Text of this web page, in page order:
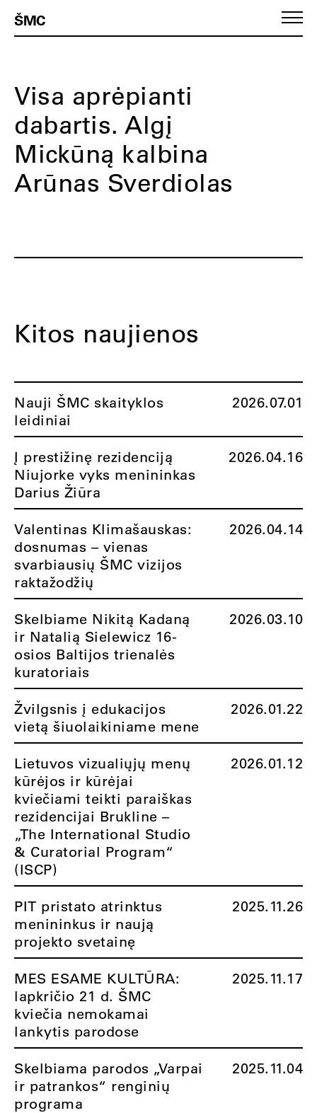
ŠMC
Visa aprėpianti
dabartis. Algį
Mickūną kalbina
Arūnas Sverdiolas
Kitos naujienos
Nauji ŠMC skaityklos
leidiniai
2026.07.01
Į prestižinę rezidenciją
Niujorke vyks menininkas
Darius Žiūra
2026.04.16
Valentinas Klimašauskas:
dosnumas – vienas
svarbiausių ŠMC vizijos
raktažodžių
2026.04.14
Skelbiame Nikitą Kadaną
ir Natalią Sielewicz 16-
osios Baltijos trienalės
kuratoriais
2026.03.10
Žvilgsnis į edukacijos
vietą šiuolaikiniame mene
2026.01.22
Lietuvos vizualiųjų menų
kūrėjos ir kūrėjai
kviečiami teikti paraiškas
rezidencijai Brukline –
„The International Studio
& Curatorial Program“
(ISCP)
2026.01.12
PIT pristato atrinktus
menininkus ir naują
projekto svetainę
2025.11.26
MES ESAME KULTŪRA:
lapkričio 21 d. ŠMC
kviečia nemokamai
lankytis parodose
2025.11.17
Skelbiama parodos „Varpai
ir patrankos“ renginių
programa
2025.11.04